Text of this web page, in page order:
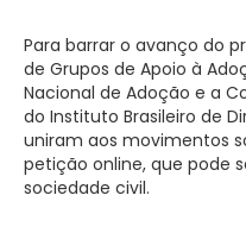
Para barrar o avanço do
de Grupos de Apoio à
Nacional de Adoção e a
do Instituto Brasileiro de
uniram aos movimentos
petição online, que pode
sociedade civil.